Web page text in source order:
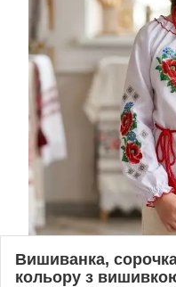
Вишиванка,
кольору з